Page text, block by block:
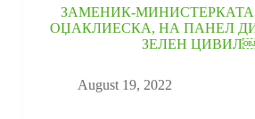
ЗАМЕНИК-
ОЏАКЛИЕСКА, НА ПАНЕЛ
ЗЕЛЕН
August 19, 2022